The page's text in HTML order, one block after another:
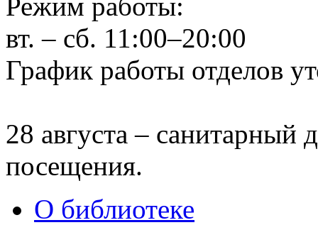
вт. – сб. 11:00–20:00
График работы отделов
28 августа – санитарный
посещения.
О библиотеке